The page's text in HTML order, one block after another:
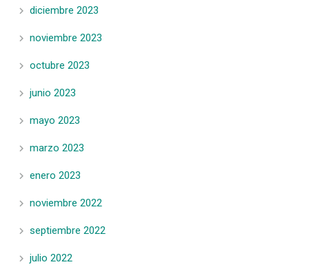
diciembre 2023
noviembre 2023
octubre 2023
junio 2023
mayo 2023
marzo 2023
enero 2023
noviembre 2022
septiembre 2022
julio 2022